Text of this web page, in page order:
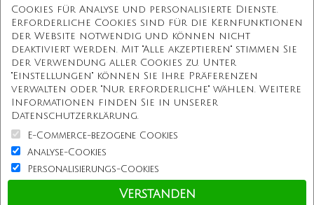
Kostenlose Geschenkbox
Kostenlose Gravur
Unbegrenzte Redesign
Unsere Mission
Information
Kundenservice
Cookies für Analyse und personalisierte Dienste.
Erforderliche Cookies sind für die Kernfunktionen
der Website notwendig und können nicht
deaktiviert werden. Mit "Alle akzeptieren" stimmen Sie
der Verwendung aller Cookies zu. Unter
"Einstellungen" können Sie Ihre Präferenzen
verwalten oder "Nur erforderliche" wählen. Weitere
Informationen finden Sie in unserer
Datenschutzerklärung.
E-Commerce-bezogene Cookies
Analyse-Cookies
Personalisierungs-Cookies
Verstanden